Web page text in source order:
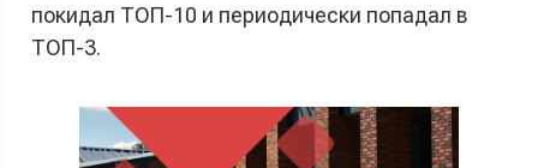
покидал ТОП-10 и периодически попадал в
ТОП-3.